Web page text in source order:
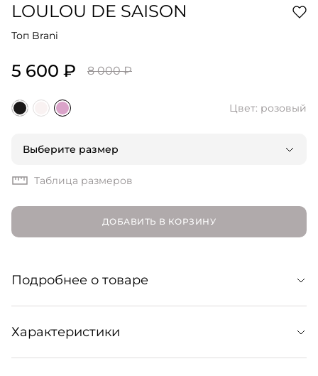
LOULOU DE SAISON
Топ Brani
5 600 ₽ 8 000 ₽
Цвет: розовый
Выберите размер
Таблица размеров
ДОБАВИТЬ В КОРЗИНУ
Подробнее о товаре
Футболка без рукавов из легкого и мягкого, но при
Характеристики